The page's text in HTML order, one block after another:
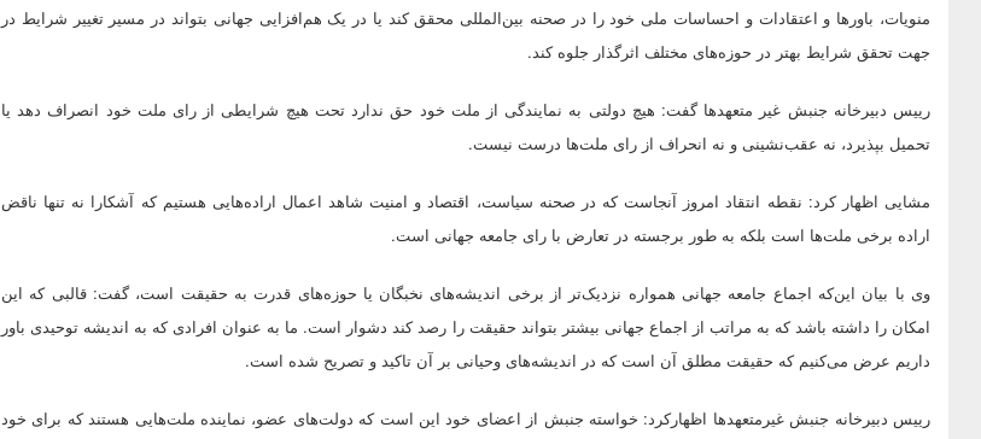
منویات، باورها و اعتقادات و احساسات ملی خود را در صحنه بین‌المللی محقق کند یا در یک هم‌افزایی جهانی بتواند در مسیر تغییر شرایط در
جهت تحقق شرایط بهتر در حوزه‌های مختلف اثرگذار جلوه کند.
رییس دبیرخانه جنبش غیر متعهدها گفت:‌ هیچ دولتی به نمایندگی از ملت خود حق ندارد تحت هیچ شرایطی از رای ملت خود انصراف دهد یا
تحمیل بپذیرد، نه عقب‌نشینی و نه انحراف از رای ملت‌ها درست نیست.
مشایی اظهار کرد:‌ نقطه انتقاد امروز آنجاست که در صحنه سیاست، اقتصاد و امنیت شاهد اعمال اراده‌هایی هستیم که آشکارا نه تنها ناقض
اراده برخی ملت‌ها است بلکه به طور برجسته در تعارض با رای جامعه جهانی است.
وی با بیان این‌که اجماع جامعه جهانی همواره نزدیک‌تر از برخی اندیشه‌های نخبگان یا حوزه‌های قدرت به حقیقت است، گفت: قالبی که این
امکان را داشته باشد که به مراتب از اجماع جهانی بیشتر بتواند حقیقت را رصد کند دشوار است. ما به عنوان افرادی که به اندیشه توحیدی باور
داریم عرض می‌کنیم که حقیقت مطلق آن است که در اندیشه‌های وحیانی بر آن تاکید و تصریح شده است.
رییس دبیرخانه جنبش غیرمتعهدها اظهارکرد: خواسته جنبش از اعضای خود این است که دولت‌های عضو، نماینده ملت‌هایی هستند که برای خود